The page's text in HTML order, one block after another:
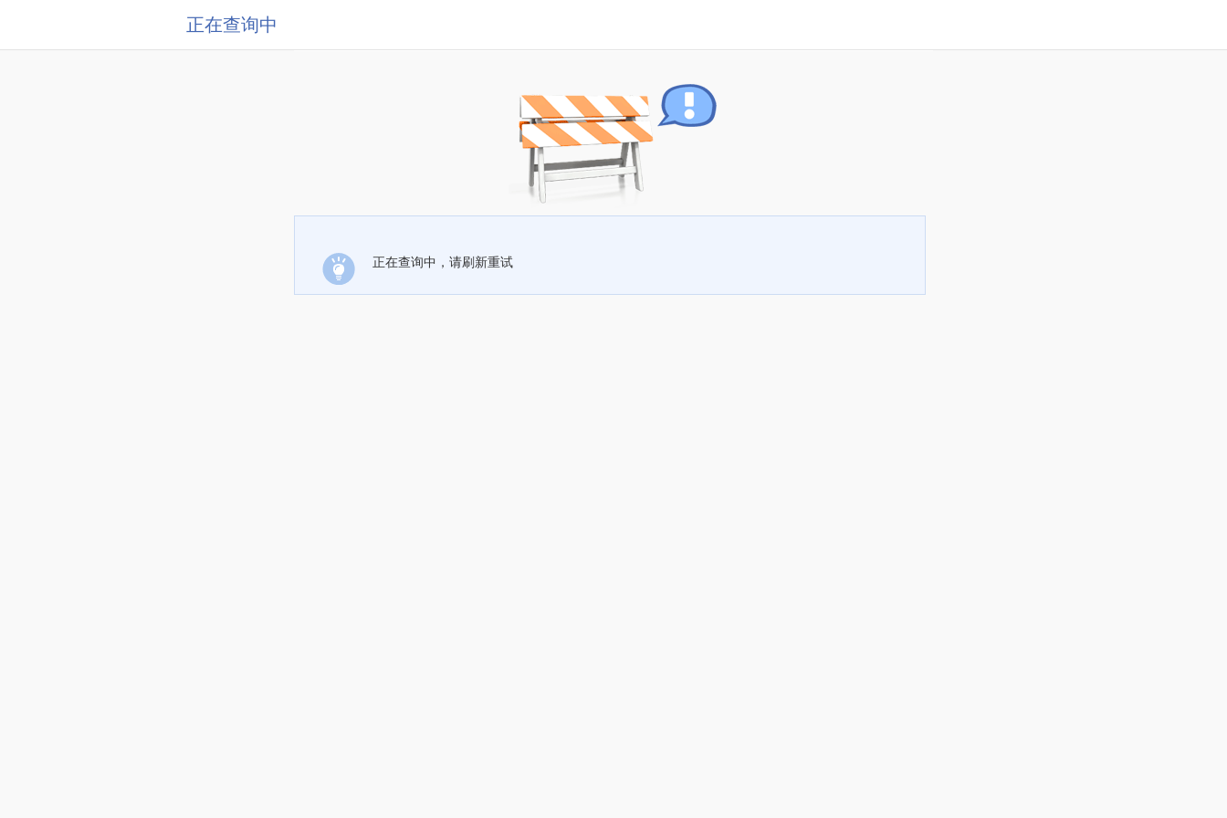
正在查询中
正在查询中，请刷新重试